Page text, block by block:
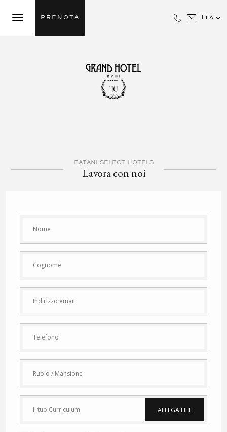
PRENOTA Ita 
BATANI SELECT HOTELS
Lavora con noi
Il tuo Curriculum ALLEGA FILE